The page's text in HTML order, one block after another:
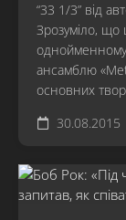
“33 1/3” від
Зрозуміло, що
ансамблю
основних
30.08.2015